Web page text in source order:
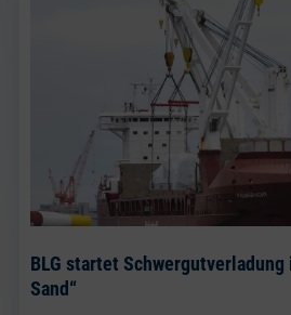
BLG startet Schwergutverladung
Sand“